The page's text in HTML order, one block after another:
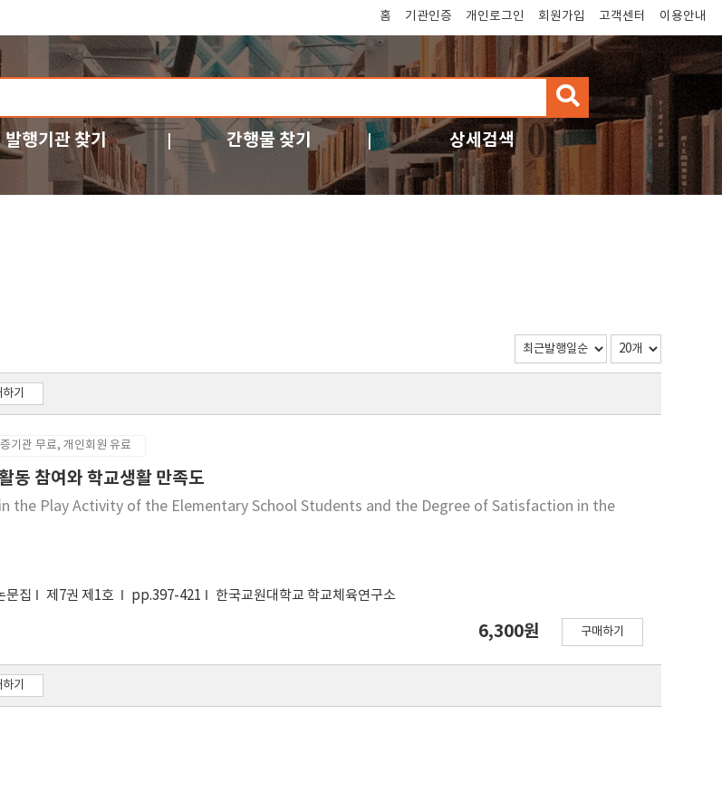
홈 기관인증 개인로그인 회원가입 고객센터 이용안내
검
색
발행기관 찾기 간행물 찾기 상세검색
기
기관 무료, 개인회원 유료
동 참여와 학교생활 만족도
the Play Activity of the Elementary School Students and the Degree of Satisfaction in the
문집 제7권 제1호 pp.397-421 한국교원대학교 학교체육연구소
6,300원 구매하기
기